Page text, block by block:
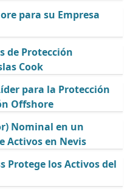
para su Empresa
de Protección
Cook
para la Protección
Offshore
Nominal en un
Activos en Nevis
Protege los Activos del